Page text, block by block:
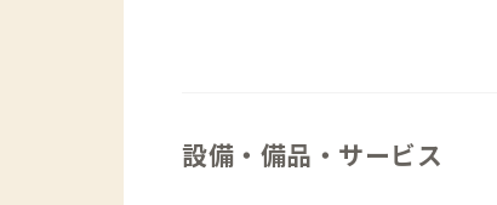
来できるようにしました。ワーク
設備・備品・サービス